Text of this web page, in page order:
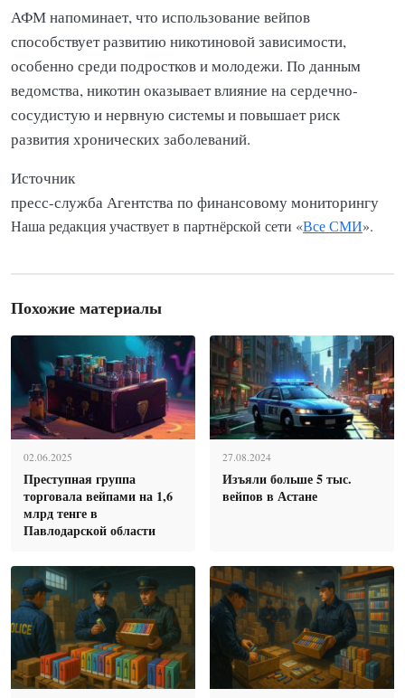
АФМ напоминает, что использование вейпов
способствует развитию никотиновой зависимости,
особенно среди подростков и молодежи. По данным
ведомства, никотин оказывает влияние на сердечно-
сосудистую и нервную системы и повышает риск
развития хронических заболеваний.
Источник
пресс-служба Агентства по финансовому мониторингу
Наша редакция участвует в партнёрской сети «Все СМИ».
Похожие материалы
02.06.2025
Преступная группа
торговала вейпами на 1,6
млрд тенге в
Павлодарской области
27.08.2024
Изъяли больше 5 тыс.
вейпов в Астане